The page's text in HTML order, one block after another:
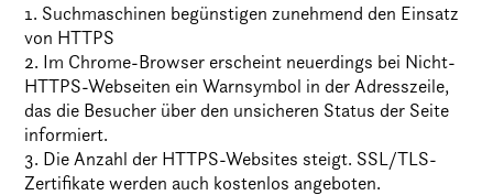
1. Suchmaschinen begünstigen zunehmend den Einsatz
von HTTPS
2. Im Chrome-Browser erscheint neuerdings bei Nicht-
HTTPS-Webseiten ein Warnsymbol in der Adresszeile,
das die Besucher über den unsicheren Status der Seite
informiert.
3. Die Anzahl der HTTPS-Websites steigt. SSL/TLS-
Zertifikate werden auch kostenlos angeboten.